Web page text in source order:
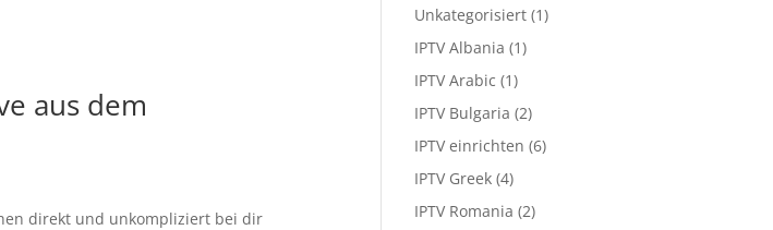
aus dem
direkt und unkompliziert bei dir
Unkategorisiert (1)
IPTV Albania (1)
IPTV Arabic (1)
IPTV Bulgaria (2)
IPTV einrichten (6)
IPTV Greek (4)
IPTV Romania (2)